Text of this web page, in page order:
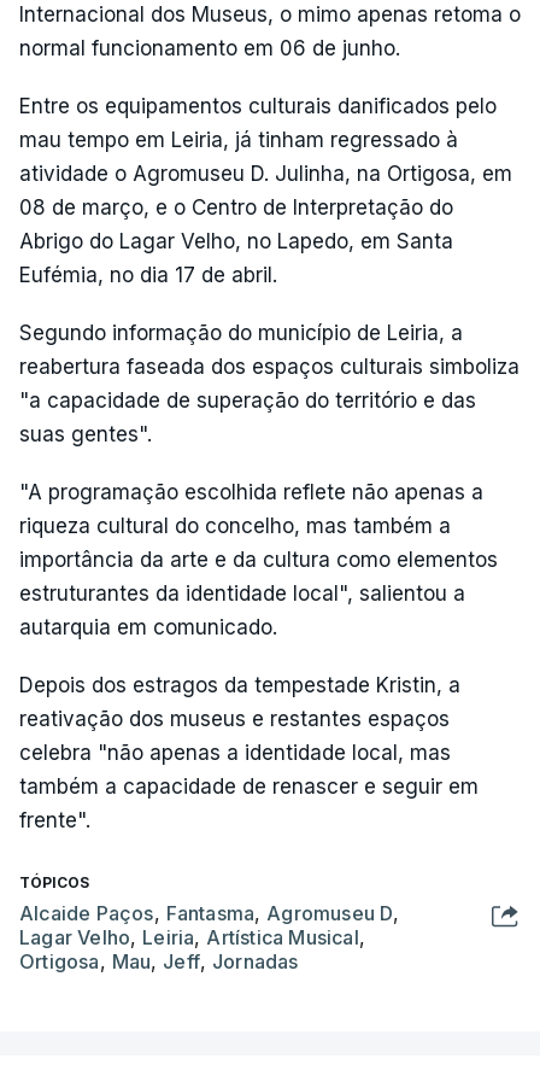
Internacional dos Museus, o mimo apenas retoma o
normal funcionamento em 06 de junho.
Entre os equipamentos culturais danificados pelo
mau tempo em Leiria, já tinham regressado à
atividade o Agromuseu D. Julinha, na Ortigosa, em
08 de março, e o Centro de Interpretação do
Abrigo do Lagar Velho, no Lapedo, em Santa
Eufémia, no dia 17 de abril.
Segundo informação do município de Leiria, a
reabertura faseada dos espaços culturais simboliza
"a capacidade de superação do território e das
suas gentes".
"A programação escolhida reflete não apenas a
riqueza cultural do concelho, mas também a
importância da arte e da cultura como elementos
estruturantes da identidade local", salientou a
autarquia em comunicado.
Depois dos estragos da tempestade Kristin, a
reativação dos museus e restantes espaços
celebra "não apenas a identidade local, mas
também a capacidade de renascer e seguir em
frente".
TÓPICOS
Alcaide Paços, Fantasma, Agromuseu D,
Lagar Velho, Leiria, Artística Musical,
Ortigosa, Mau, Jeff, Jornadas